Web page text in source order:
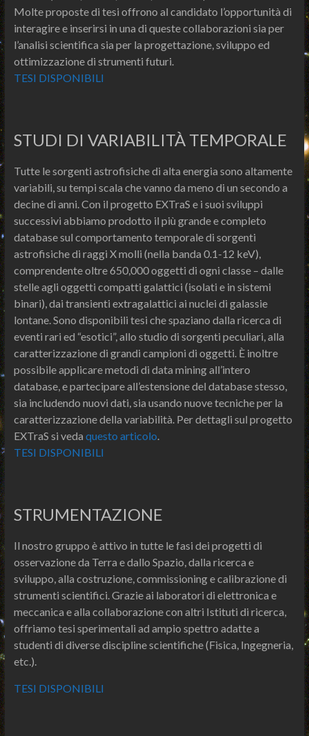
Molte proposte di tesi offrono al candidato l’opportunità di
interagire e inserirsi in una di queste collaborazioni sia per
l’analisi scientifica sia per la progettazione, sviluppo ed
ottimizzazione di strumenti futuri.
TESI DISPONIBILI
STUDI DI VARIABILITÀ TEMPORALE
Tutte le sorgenti astrofisiche di alta energia sono altamente
variabili, su tempi scala che vanno da meno di un secondo a
decine di anni. Con il progetto EXTraS e i suoi sviluppi
successivi abbiamo prodotto il più grande e completo
database sul comportamento temporale di sorgenti
astrofisiche di raggi X molli (nella banda 0.1-12 keV),
comprendente oltre 650,000 oggetti di ogni classe – dalle
stelle agli oggetti compatti galattici (isolati e in sistemi
binari), dai transienti extragalattici ai nuclei di galassie
lontane. Sono disponibili tesi che spaziano dalla ricerca di
eventi rari ed “esotici”, allo studio di sorgenti peculiari, alla
caratterizzazione di grandi campioni di oggetti. È inoltre
possibile applicare metodi di data mining all’intero
database, e partecipare all’estensione del database stesso,
sia includendo nuovi dati, sia usando nuove tecniche per la
caratterizzazione della variabilità. Per dettagli sul progetto
EXTraS si veda questo articolo.
TESI DISPONIBILI
STRUMENTAZIONE
Il nostro gruppo è attivo in tutte le fasi dei progetti di
osservazione da Terra e dallo Spazio, dalla ricerca e
sviluppo, alla costruzione, commissioning e calibrazione di
strumenti scientifici. Grazie ai laboratori di elettronica e
meccanica e alla collaborazione con altri Istituti di ricerca,
offriamo tesi sperimentali ad ampio spettro adatte a
studenti di diverse discipline scientifiche (Fisica, Ingegneria,
etc.).
TESI DISPONIBILI